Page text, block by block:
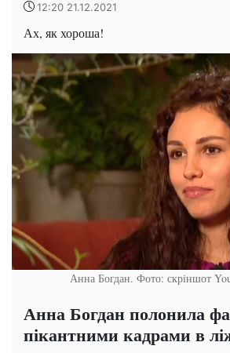
12:20 21.12.2021
Ах, як хороша!
Анна Богдан. Фото: скріншот
Анна Богдан полонила
пікантними кадрами в